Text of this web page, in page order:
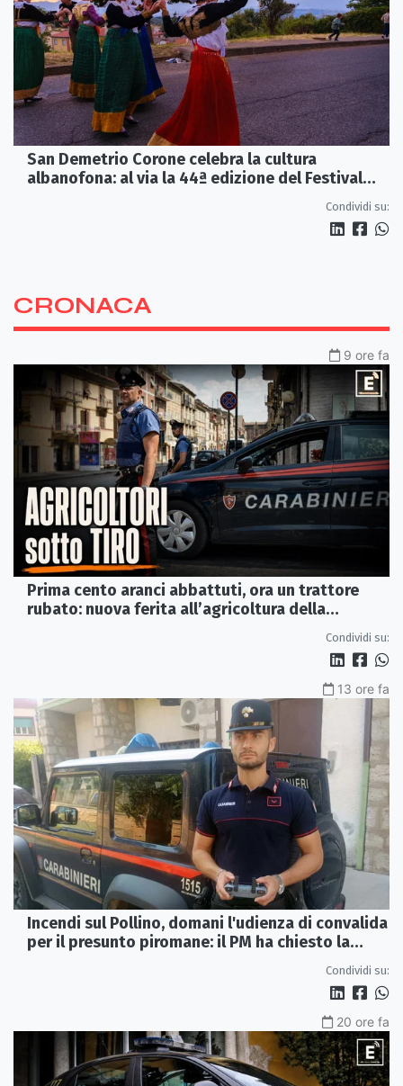
San Demetrio Corone celebra la cultura
albanofona: al via la 44ª edizione del Festival
Condividi su:
CRONACA
9 ore fa
Prima cento aranci abbattuti, ora un trattore
rubato: nuova ferita all’agricoltura della
Condividi su:
13 ore fa
Incendi sul Pollino, domani l'udienza di convalida
per il presunto piromane: il PM ha chiesto la
Condividi su:
20 ore fa